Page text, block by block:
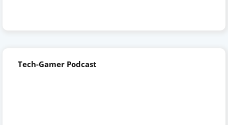
Tech-Gamer Podcast